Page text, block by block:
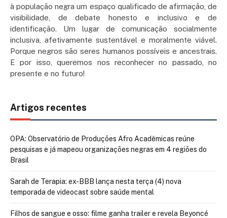
à população negra um espaço qualificado de afirmação, de
visibilidade, de debate honesto e inclusivo e de
identificação. Um lugar de comunicação socialmente
inclusiva, afetivamente sustentável e moralmente viável.
Porque negros são seres humanos possíveis e ancestrais.
E por isso, queremos nos reconhecer no passado, no
presente e no futuro!
Artigos recentes
OPA: Observatório de Produções Afro Acadêmicas reúne
pesquisas e já mapeou organizações negras em 4 regiões do
Brasil
Sarah de Terapia: ex-BBB lança nesta terça (4) nova
temporada de videocast sobre saúde mental
Filhos de sangue e osso: filme ganha trailer e revela Beyoncé